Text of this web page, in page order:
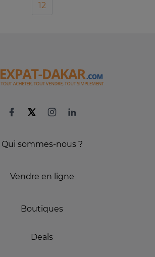
12
Qui sommes-nous ?
Vendre en ligne
Boutiques
Deals